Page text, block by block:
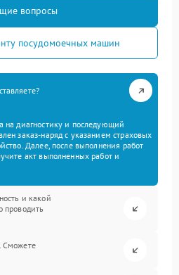
вопросы
посудомоечных машин
на диагностику и последующий
заказ-наряд с указанием страховых
Далее, после выполнения работ
акт выполненных работ и
и какой
проводить
Сможете